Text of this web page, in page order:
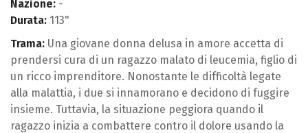
Nazione: -
Durata: 113"
Trama: Una giovane donna delusa in amore accetta di
prendersi cura di un ragazzo malato di leucemia, figlio di
un ricco imprenditore. Nonostante le difficoltà legate
alla malattia, i due si innamorano e decidono di fuggire
insieme. Tuttavia, la situazione peggiora quando il
ragazzo inizia a combattere contro il dolore usando la